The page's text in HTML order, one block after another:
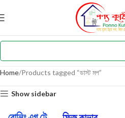
Home Products tagged “ডাস্ট মপ”
Show sidebar